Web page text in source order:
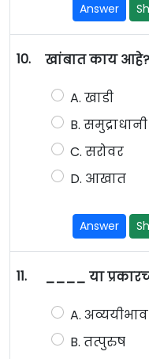
Answer
10. खांबात काय आहे?
A. खाडी
B. समुद्राधानी
C. सरोवर
D. आखात
Answer
11. ____ या
A. अव्ययीभाव
B. तत्पुरुष